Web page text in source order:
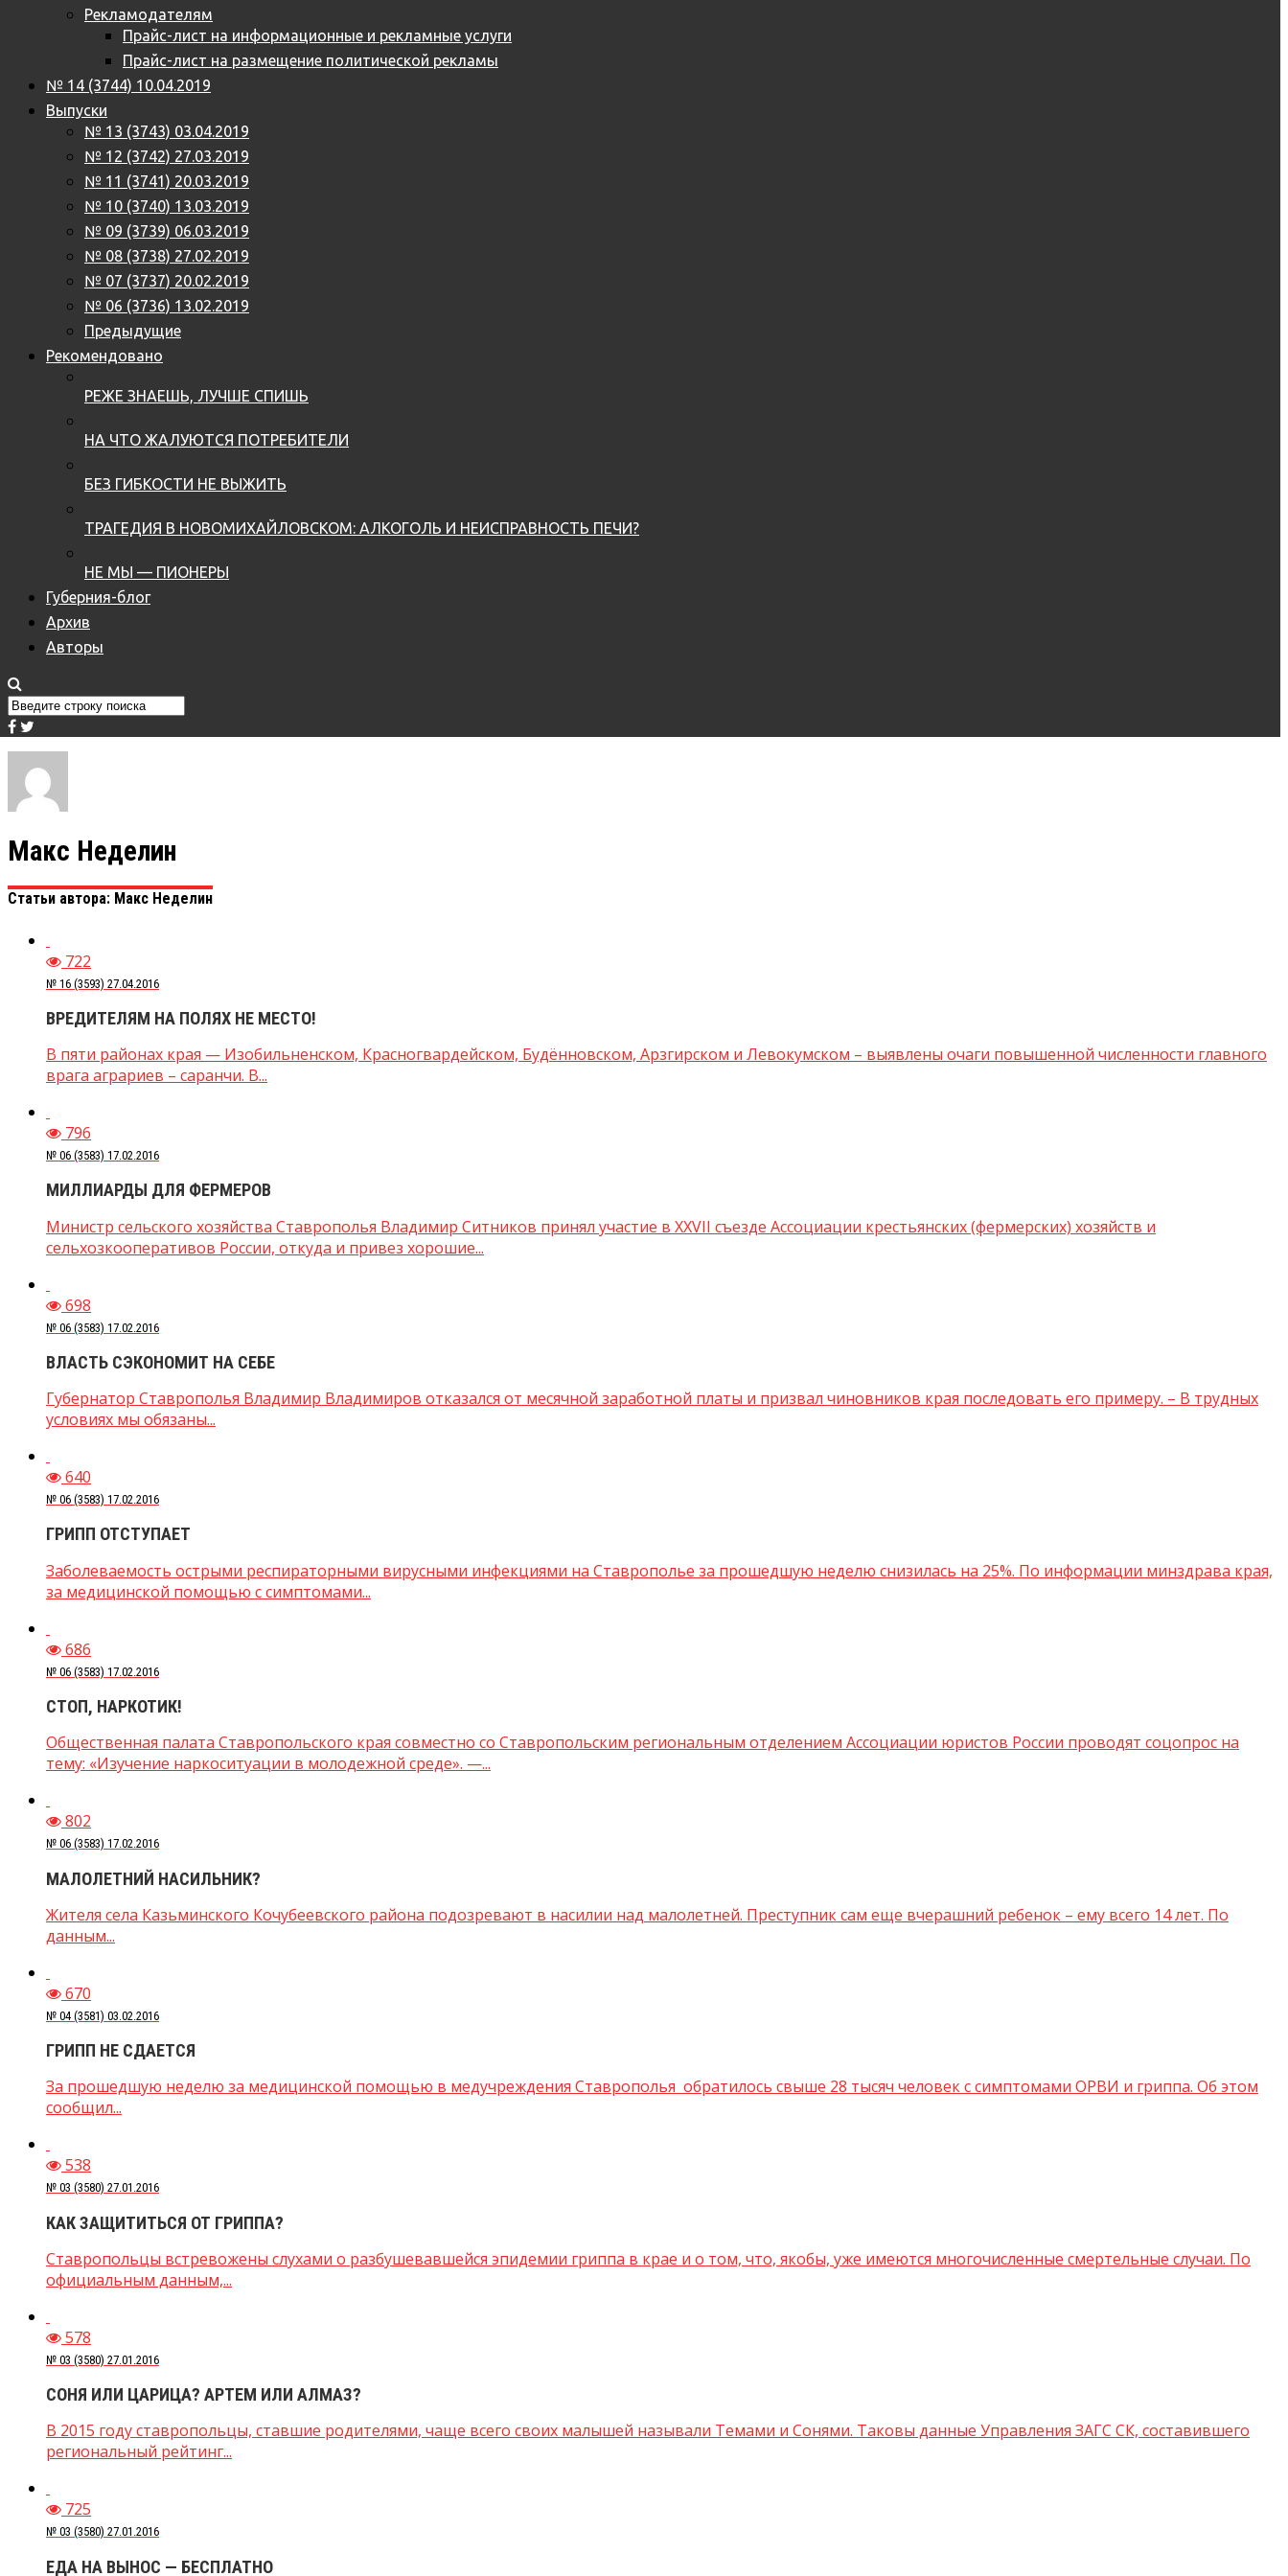
Рекламодателям
Прайс-лист на информационные и рекламные услуги
Прайс-лист на размещение политической рекламы
№ 14 (3744) 10.04.2019
Выпуски
№ 13 (3743) 03.04.2019
№ 12 (3742) 27.03.2019
№ 11 (3741) 20.03.2019
№ 10 (3740) 13.03.2019
№ 09 (3739) 06.03.2019
№ 08 (3738) 27.02.2019
№ 07 (3737) 20.02.2019
№ 06 (3736) 13.02.2019
Предыдущие
Рекомендовано
РЕЖЕ ЗНАЕШЬ, ЛУЧШЕ СПИШЬ
НА ЧТО ЖАЛУЮТСЯ ПОТРЕБИТЕЛИ
БЕЗ ГИБКОСТИ НЕ ВЫЖИТЬ
ТРАГЕДИЯ В НОВОМИХАЙЛОВСКОМ: АЛКОГОЛЬ И НЕИСПРАВНОСТЬ ПЕЧИ?
НЕ МЫ — ПИОНЕРЫ
Губерния-блог
Архив
Авторы
Макс Неделин
Статьи автора: Макс Неделин
722
№ 16 (3593) 27.04.2016
ВРЕДИТЕЛЯМ НА ПОЛЯХ НЕ МЕСТО!
В пяти районах края — Изобильненском, Красногвардейском, Будённовском, Арзгирском и Левокумском – выявлены очаги повышенной численности главного
врага аграриев – саранчи. В...
796
№ 06 (3583) 17.02.2016
МИЛЛИАРДЫ ДЛЯ ФЕРМЕРОВ
Министр сельского хозяйства Ставрополья Владимир Ситников принял участие в XXVII съезде Ассоциации крестьянских (фермерских) хозяйств и
сельхозкооперативов России, откуда и привез хорошие...
698
№ 06 (3583) 17.02.2016
ВЛАСТЬ СЭКОНОМИТ НА СЕБЕ
Губернатор Ставрополья Владимир Владимиров отказался от месячной заработной платы и призвал чиновников края последовать его примеру. – В трудных
условиях мы обязаны...
640
№ 06 (3583) 17.02.2016
ГРИПП ОТСТУПАЕТ
Заболеваемость острыми респираторными вирусными инфекциями на Ставрополье за прошедшую неделю снизилась на 25%. По информации минздрава края,
за медицинской помощью с симптомами...
686
№ 06 (3583) 17.02.2016
СТОП, НАРКОТИК!
Общественная палата Ставропольского края совместно со Ставропольским региональным отделением Ассоциации юристов России проводят соцопрос на
тему: «Изучение наркоситуации в молодежной среде». —...
802
№ 06 (3583) 17.02.2016
МАЛОЛЕТНИЙ НАСИЛЬНИК?
Жителя села Казьминского Кочубеевского района подозревают в насилии над малолетней. Преступник сам еще вчерашний ребенок – ему всего 14 лет. По
данным...
670
№ 04 (3581) 03.02.2016
ГРИПП НЕ СДАЕТСЯ
За прошедшую неделю за медицинской помощью в медучреждения Ставрополья обратилось свыше 28 тысяч человек с симптомами ОРВИ и гриппа. Об этом
сообщил...
538
№ 03 (3580) 27.01.2016
КАК ЗАЩИТИТЬСЯ ОТ ГРИППА?
Ставропольцы встревожены слухами о разбушевавшейся эпидемии гриппа в крае и о том, что, якобы, уже имеются многочисленные смертельные случаи. По
официальным данным,...
578
№ 03 (3580) 27.01.2016
СОНЯ ИЛИ ЦАРИЦА? АРТЕМ ИЛИ АЛМАЗ?
В 2015 году ставропольцы, ставшие родителями, чаще всего своих малышей называли Темами и Сонями. Таковы данные Управления ЗАГС СК, составившего
региональный рейтинг...
725
№ 03 (3580) 27.01.2016
ЕДА НА ВЫНОС — БЕСПЛАТНО